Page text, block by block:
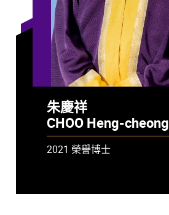
朱慶祥
CHOO Heng-cheong
2021 榮譽博士